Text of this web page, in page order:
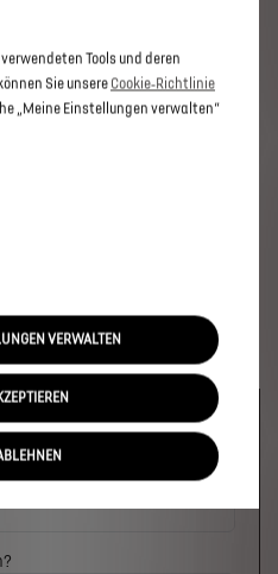
Tools und deren
Sie unsere Cookie‑Richtlinie
„Meine Einstellungen verwalten“
VERWALTEN